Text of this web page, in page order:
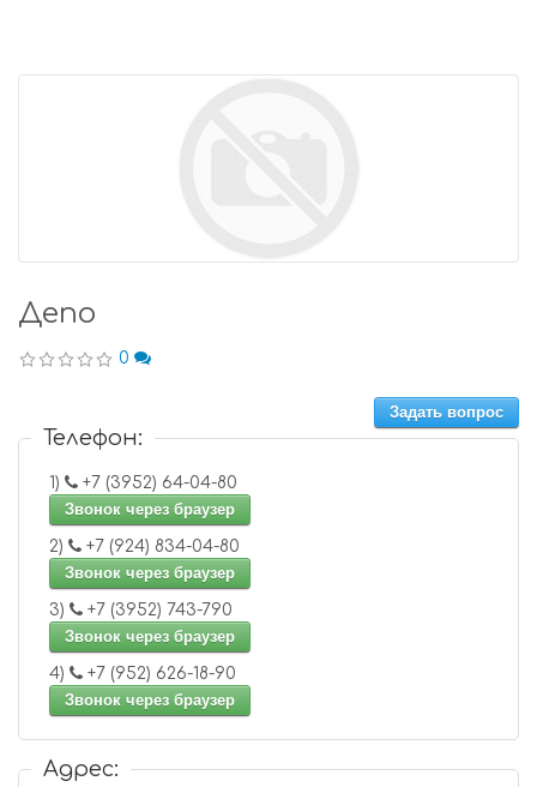
Депо
0
Задать вопрос
Телефон:
1)
+7 (3952) 64-04-80
Звонок через браузер
2)
+7 (924) 834-04-80
Звонок через браузер
3)
+7 (3952) 743-790
Звонок через браузер
4)
+7 (952) 626-18-90
Звонок через браузер
Адрес: